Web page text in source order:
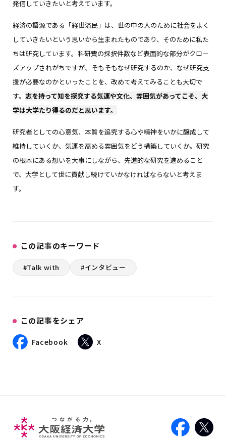
発信していきたいと考えています。
経済の語源である「経世済民」は、世の中の人のために社会をよく
していきたいという思いから生まれたものであり、そのために私た
ちは研究しています。科研費の採択件数など表面的な部分がクロー
ズアップされがちですが、そもそもなぜ研究するのか、なぜ研究支
援が必要なのかといったことを、改めて考えてみることも大切で
す。 志を持って知を探究する気運や文化、雰囲気があってこそ、大
学は大学たり得るのだと思います。
研究者としての心意気、本質を追究する心や精神をいかに醸成して
維持していくか、気運を高める雰囲気をどう構築していくか。研究
の根本にある想いを大事にしながら、先進的な研究を進めること
で、大学として世に貢献し続けていかなければならないと考えま
す。
この記事のキーワード
#Talk with #インタビュー
この記事をシェア
Facebook X